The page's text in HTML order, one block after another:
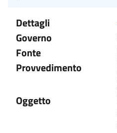
Dettagli
Governo
Fonte
Provvedimento
Oggetto